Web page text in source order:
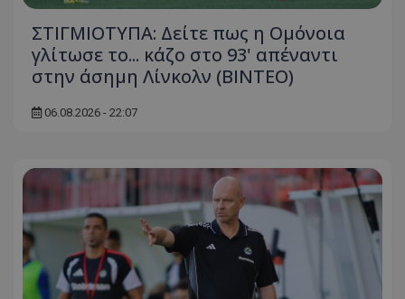
ΣΤΙΓΜΙΟΤΥΠΑ: Δείτε πως η Ομόνοια
γλίτωσε το... κάζο στο 93' απέναντι
στην άσημη Λίνκολν (ΒΙΝΤΕΟ)
06.08.2026 - 22:07